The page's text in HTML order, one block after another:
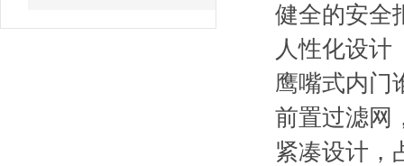
范围
健全的安全
人性化设计
鹰嘴式内门
前置过滤网
紧凑设计，